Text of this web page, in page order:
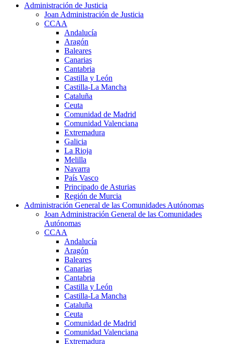
Administración de Justicia
Joan Administración de Justicia
CCAA
Andalucía
Aragón
Baleares
Canarias
Cantabria
Castilla y León
Castilla-La Mancha
Cataluña
Ceuta
Comunidad de Madrid
Comunidad Valenciana
Extremadura
Galicia
La Rioja
Melilla
Navarra
País Vasco
Principado de Asturias
Región de Murcia
Administración General de las Comunidades Autónomas
Joan Administración General de las Comunidades
Autónomas
CCAA
Andalucía
Aragón
Baleares
Canarias
Cantabria
Castilla y León
Castilla-La Mancha
Cataluña
Ceuta
Comunidad de Madrid
Comunidad Valenciana
Extremadura